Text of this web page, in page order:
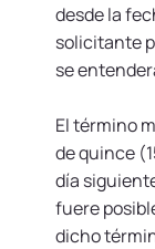
desde la
solicitante
se
El término
de quince
día
fuere
dicho